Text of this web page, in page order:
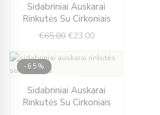
Sidabriniai Auskarai
Rinkutės Su Cirkoniais
€65.00
price
was:
€65.00.
€23.00
price
is:
€23.00.
-65%
Sidabriniai Auskarai
Rinkutės Su Cirkoniais
price
was:
price
is: